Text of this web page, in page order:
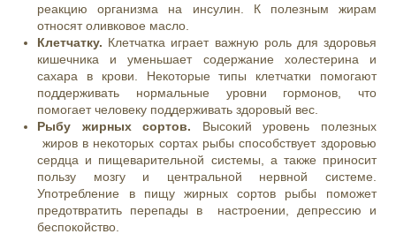
реакцию организма на инсулин. К полезным жирам
относят оливковое масло.
Клетчатку. Клетчатка играет важную роль для здоровья
кишечника и уменьшает содержание холестерина и
сахара в крови. Некоторые типы клетчатки помогают
поддерживать нормальные уровни гормонов, что
помогает человеку поддерживать здоровый вес.
Рыбу жирных сортов. Высокий уровень полезных
жиров в некоторых сортах рыбы способствует здоровью
сердца и пищеварительной системы, а также приносит
пользу мозгу и центральной нервной системе.
Употребление в пищу жирных сортов рыбы поможет
предотвратить перепады в настроении, депрессию и
беспокойство.